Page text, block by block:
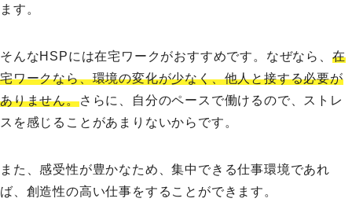
ます。
そんなHSPには在宅ワークがおすすめです。なぜなら、 在
宅ワークなら、環境の変化が少なく、他人と接する必要が
ありません。さらに、自分のペースで働けるので、ストレ
スを感じることがあまりないからです。
また、感受性が豊かなため、集中できる仕事環境であれ
ば、創造性の高い仕事をすることができます。